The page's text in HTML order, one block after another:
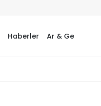
Haberler Ar & Ge